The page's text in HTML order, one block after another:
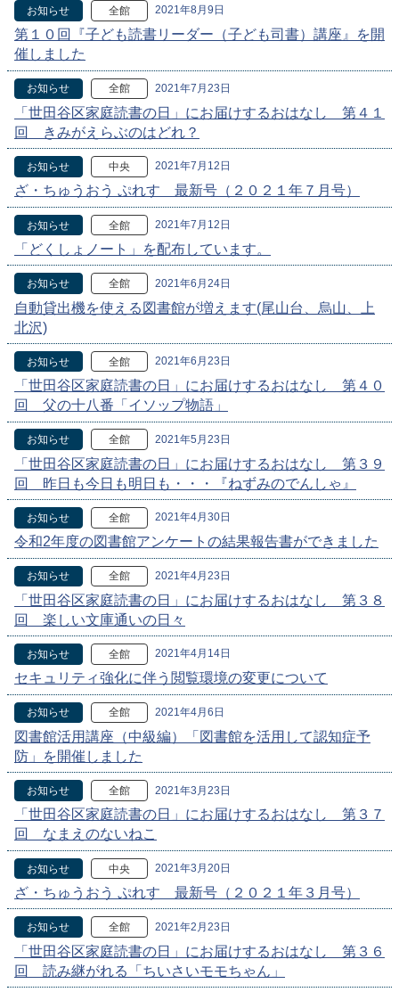
お知らせ 全館 2021年8月9日
第１０回『子ども読書リーダー（子ども司書）講座』を開
催しました
お知らせ 全館 2021年7月23日
「世田谷区家庭読書の日」にお届けするおはなし 第４１
回 きみがえらぶのはどれ？
お知らせ 中央 2021年7月12日
ざ・ちゅうおう ぷれす 最新号（２０２１年７月号）
お知らせ 全館 2021年7月12日
「どくしょノート」を配布しています。
お知らせ 全館 2021年6月24日
自動貸出機を使える図書館が増えます(尾山台、烏山、上
北沢)
お知らせ 全館 2021年6月23日
「世田谷区家庭読書の日」にお届けするおはなし 第４０
回 父の十八番「イソップ物語」
お知らせ 全館 2021年5月23日
「世田谷区家庭読書の日」にお届けするおはなし 第３９
回 昨日も今日も明日も・・・『ねずみのでんしゃ』
お知らせ 全館 2021年4月30日
令和2年度の図書館アンケートの結果報告書ができました
お知らせ 全館 2021年4月23日
「世田谷区家庭読書の日」にお届けするおはなし 第３８
回 楽しい文庫通いの日々
お知らせ 全館 2021年4月14日
セキュリティ強化に伴う閲覧環境の変更について
お知らせ 全館 2021年4月6日
図書館活用講座（中級編）「図書館を活用して認知症予
防」を開催しました
お知らせ 全館 2021年3月23日
「世田谷区家庭読書の日」にお届けするおはなし 第３７
回 なまえのないねこ
お知らせ 中央 2021年3月20日
ざ・ちゅうおう ぷれす 最新号（２０２１年３月号）
お知らせ 全館 2021年2月23日
「世田谷区家庭読書の日」にお届けするおはなし 第３６
回 読み継がれる「ちいさいモモちゃん」